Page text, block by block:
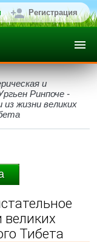
Регистрация
и
Ринпоче -
жизни великих
великих
Тибета